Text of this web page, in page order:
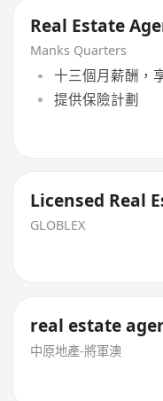
Real Estate
Manks Quarters
十三個月薪酬，
提供保險計劃
Licensed Real
GLOBLEX
real estate
中原地產-將軍澳